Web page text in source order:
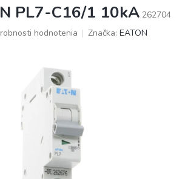
PL7-C16/1 10kA 262704
hodnotenia Značka: EATON